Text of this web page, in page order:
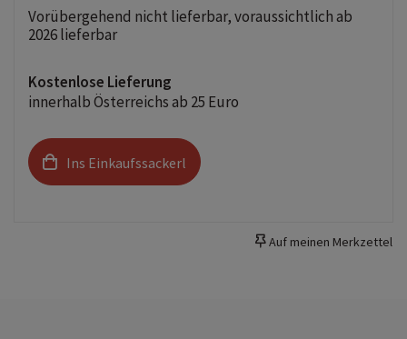
Vorübergehend nicht lieferbar, voraussichtlich ab
2026 lieferbar
Kostenlose Lieferung
innerhalb Österreichs ab 25 Euro
Ins Einkaufssackerl
Auf meinen Merkzettel